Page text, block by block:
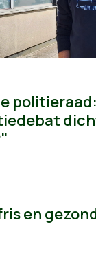
en